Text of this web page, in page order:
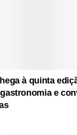
à quinta
e